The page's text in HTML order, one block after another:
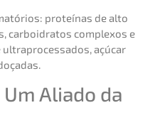
proteínas de alto
carboidratos complexos e
açúcar
Aliado da